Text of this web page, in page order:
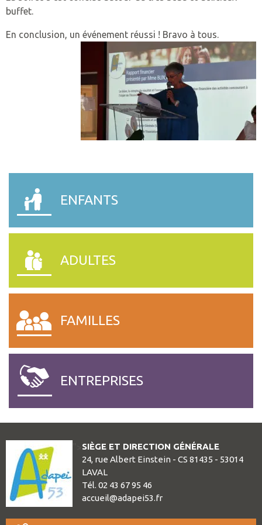
buffet.
En conclusion, un événement réussi ! Bravo à tous.
ENFANTS
ADULTES
FAMILLES
ENTREPRISES
SIÈGE ET DIRECTION GÉNÉRALE
24, rue Albert Einstein - CS 81435 - 53014
LAVAL
Tél. 02 43 67 95 46
accueil@adapei53.fr